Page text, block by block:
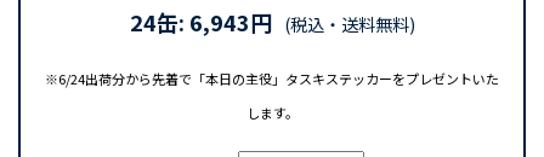
24缶: 6,943円 (税込・送料無料)
※6/24出荷分から先着で「本日の主役」タスキステッカーをプレゼントいた
します。